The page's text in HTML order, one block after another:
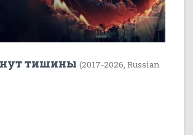
тишины (2017-2026, Russian